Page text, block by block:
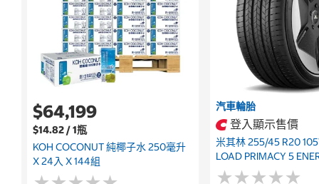
$64,199
$14.82 / 1瓶
KOH COCONUT 純椰子水 250毫升
X 24入 X 144組
汽車輪胎
登入顯示售價
米其林 255/45 R20
LOAD PRIMACY 5
★★★★★
★★★★★